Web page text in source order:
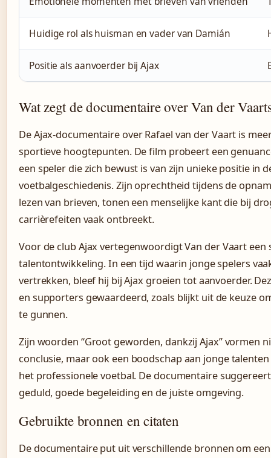
Huidige rol als huisman en vader van Damián
Positie als aanvoerder bij Ajax
Wat zegt de documentaire over Van der
De Ajax-documentaire over Rafael van der Vaart is
sportieve hoogtepunten. De film probeert een
een speler die zich bewust is van zijn unieke positie in
voetbalgeschiedenis. Zijn oprechtheid tijdens de
lezen van brieven, tonen een menselijke kant die bij
carrièrefeiten vaak ontbreekt.
Voor de club Ajax vertegenwoordigt Van der Vaart een
talentontwikkeling. In een tijd waarin jonge spelers
vertrekken, bleef hij bij Ajax groeien tot aanvoerder.
en supporters gewaardeerd, zoals blijkt uit de keuze
te gunnen.
Zijn woorden “Groot geworden, dankzij Ajax” vormen
conclusie, maar ook een boodschap aan jonge
het professionele voetbal. De documentaire
geduld, goede begeleiding en de juiste omgeving.
Gebruikte bronnen en citaten
De documentaire put uit verschillende bronnen om